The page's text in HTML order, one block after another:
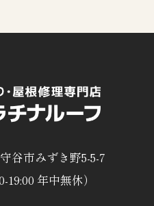
谷市みずき野5-5-7
19:00 年中無休）